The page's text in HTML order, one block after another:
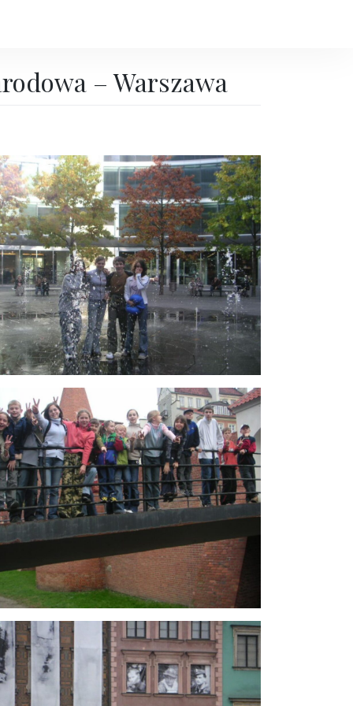
– Warszawa